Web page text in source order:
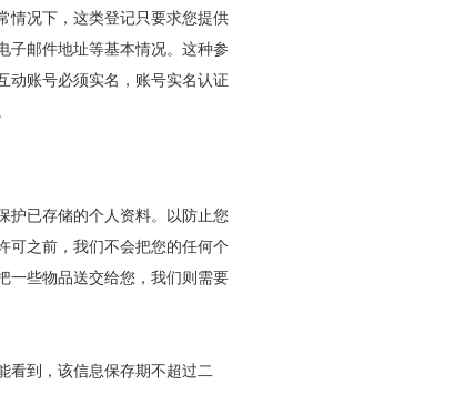
情况下，这类登记只要求您提供
子邮件地址等基本情况。这种参
动账号必须实名，账号实名认证
护已存储的个人资料。以防止您
可之前，我们不会把您的任何个
一些物品送交给您，我们则需要
看到，该信息保存期不超过二